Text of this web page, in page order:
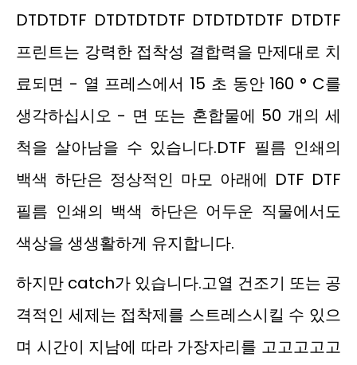
DTDTDTF DTDTDTDTF DTDTDTDTF DTDTF
프린트는 강력한 접착성 결합력을 만제대로 치
료되면 - 열 프레스에서 15 초 동안 160 ° C를
생각하십시오 - 면 또는 혼합물에 50 개의 세
척을 살아남을 수 있습니다.DTF 필름 인쇄의
백색 하단은 정상적인 마모 아래에 DTF DTF
필름 인쇄의 백색 하단은 어두운 직물에서도
색상을 생생활하게 유지합니다.
하지만 catch가 있습니다.고열 건조기 또는 공
격적인 세제는 접착제를 스트레스시킬 수 있으
며 시간이 지남에 따라 가장자리를 고고고고고